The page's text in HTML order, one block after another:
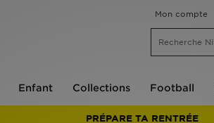
Mon compte
Enfant Collections Football
PRÉPARE TA RENTRÉE